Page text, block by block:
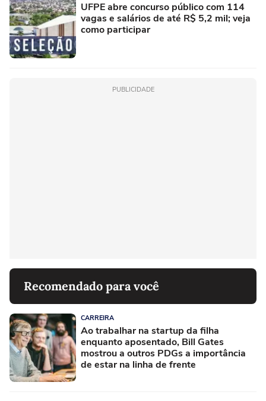
UFPE abre concurso público com 114
vagas e salários de até R$ 5,2 mil; veja
como participar
PUBLICIDADE
Recomendado para você
CARREIRA
Ao trabalhar na startup da filha
enquanto aposentado, Bill Gates
mostrou a outros PDGs a importância
de estar na linha de frente